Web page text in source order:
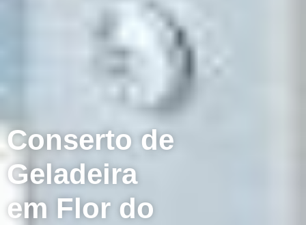
Conserto de
Geladeira
em Flor do